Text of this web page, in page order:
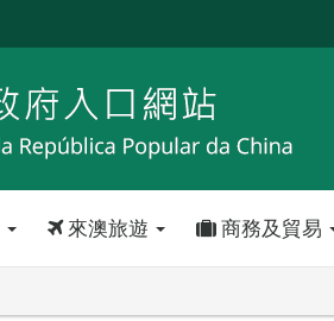
來澳旅遊 商務及貿易